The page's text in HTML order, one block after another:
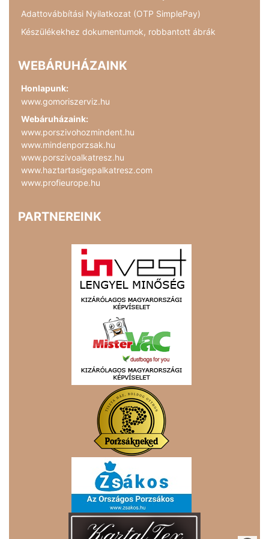
Adattovábbítási Nyilatkozat (OTP SimplePay)
Készülékekhez dokumentumok, robbantott ábrák
WEBÁRUHÁZAINK
Honlapunk:
www.gomoriszerviz.hu
Webáruházaink:
www.porszivohozmindent.hu
www.mindenporzsak.hu
www.porszivoalkatresz.hu
www.haztartasigepalkatresz.com
www.profieurope.hu
PARTNEREINK